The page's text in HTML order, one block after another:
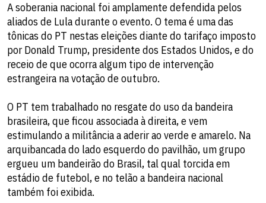
A soberania nacional foi amplamente defendida pelos
aliados de Lula durante o evento. O tema é uma das
tônicas do PT nestas eleições diante do tarifaço imposto
por Donald Trump, presidente dos Estados Unidos, e do
receio de que ocorra algum tipo de intervenção
estrangeira na votação de outubro.
O PT tem trabalhado no resgate do uso da bandeira
brasileira, que ficou associada à direita, e vem
estimulando a militância a aderir ao verde e amarelo. Na
arquibancada do lado esquerdo do pavilhão, um grupo
ergueu um bandeirão do Brasil, tal qual torcida em
estádio de futebol, e no telão a bandeira nacional
também foi exibida.